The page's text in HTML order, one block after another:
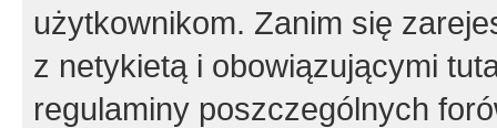
użytkownikom. Zanim się
z netykietą i obowiązującymi
regulaminy poszczególnych